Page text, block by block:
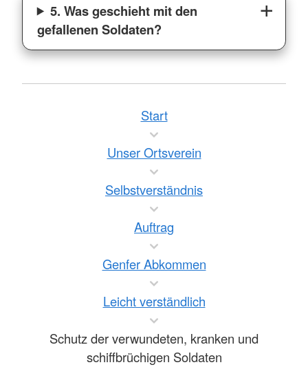
5. Was geschieht mit den
gefallenen Soldaten?
Start
Unser Ortsverein
Selbstverständnis
Auftrag
Genfer Abkommen
Leicht verständlich
Schutz der verwundeten, kranken und
schiffbrüchigen Soldaten